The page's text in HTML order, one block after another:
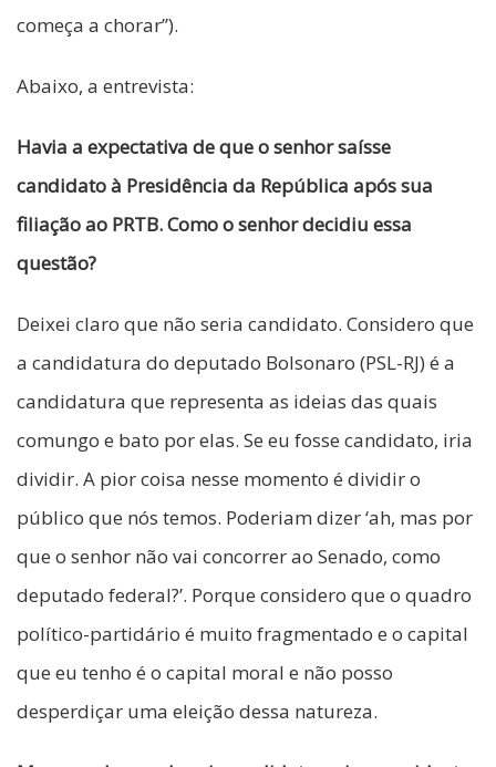
começa a chorar”).
Abaixo, a entrevista:
Havia a expectativa de que o senhor saísse
candidato à Presidência da República após sua
filiação ao PRTB. Como o senhor decidiu essa
questão?
Deixei claro que não seria candidato. Considero que
a candidatura do deputado Bolsonaro (PSL-RJ) é a
candidatura que representa as ideias das quais
comungo e bato por elas. Se eu fosse candidato, iria
dividir. A pior coisa nesse momento é dividir o
público que nós temos. Poderiam dizer ‘ah, mas por
que o senhor não vai concorrer ao Senado, como
deputado federal?’. Porque considero que o quadro
político-partidário é muito fragmentado e o capital
que eu tenho é o capital moral e não posso
desperdiçar uma eleição dessa natureza.